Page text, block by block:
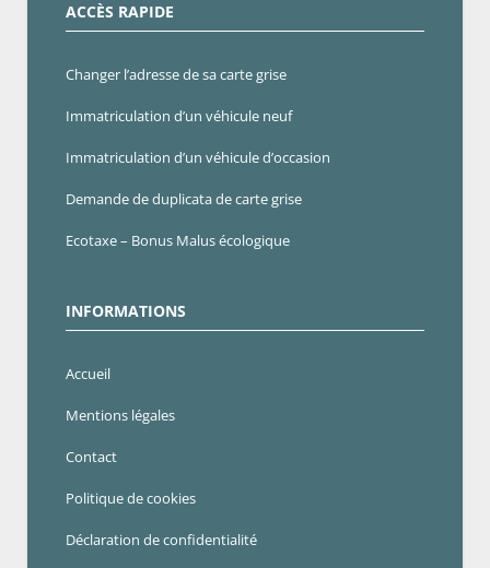
ACCÈS RAPIDE
Changer l’adresse de sa carte grise
Immatriculation d’un véhicule neuf
Immatriculation d’un véhicule d’occasion
Demande de duplicata de carte grise
Ecotaxe – Bonus Malus écologique
INFORMATIONS
Accueil
Mentions légales
Contact
Politique de cookies
Déclaration de confidentialité